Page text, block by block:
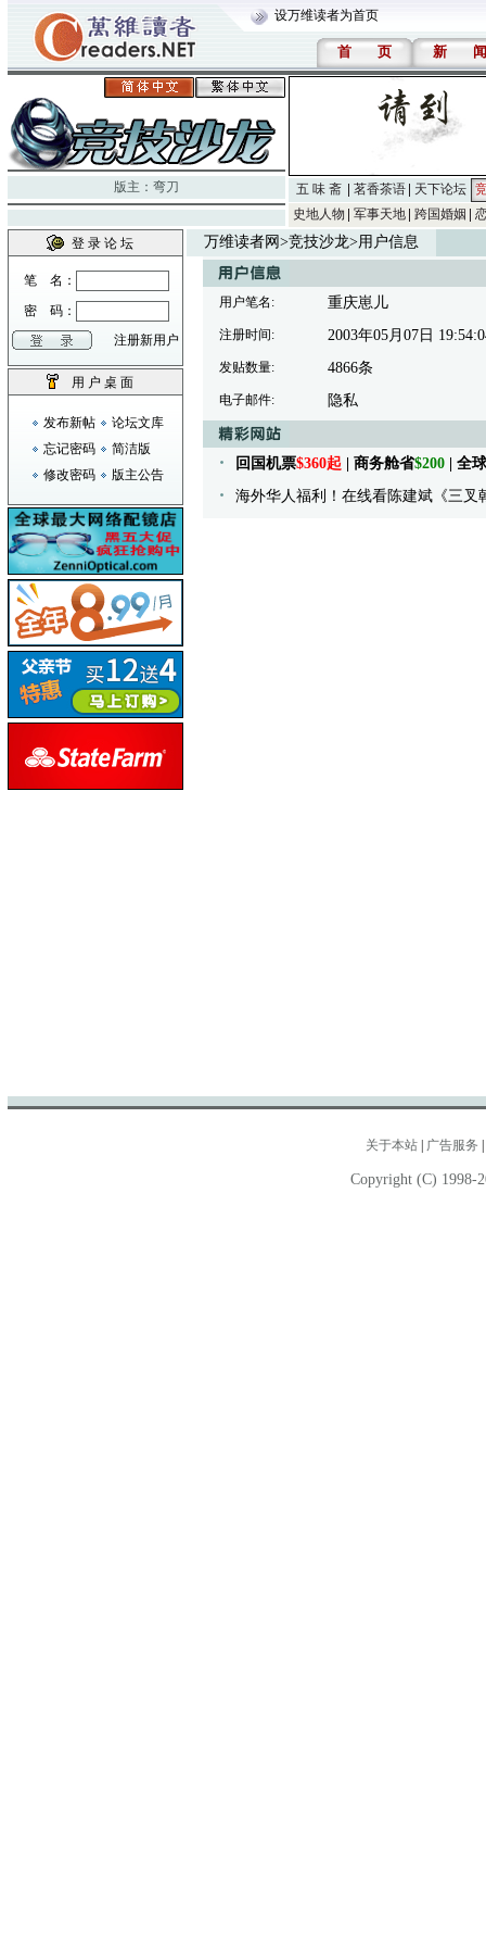
设万维读者为首页
首 页 新 闻
版主： 弯刀 五 味 斋 茗香茶语 天下论坛
史地人物
军事天地 跨国婚姻
登 录 论 坛
笔 名：
密 码：
注册新用户
用 户 桌 面
发布新帖
论坛文库
忘记密码
简洁版
修改密码
版主公告
万维读者网 >竞技沙龙>用户信息
用户笔名: 重庆崽儿
注册时间: 2003年05月07日
发贴数量: 4866条
电子邮件: 隐私
回国机票$360起 | 商务舱省$200 | 全
海外华人福利！在线看陈建斌《三
关于本站 广告服务
Copyright (C) 1998-